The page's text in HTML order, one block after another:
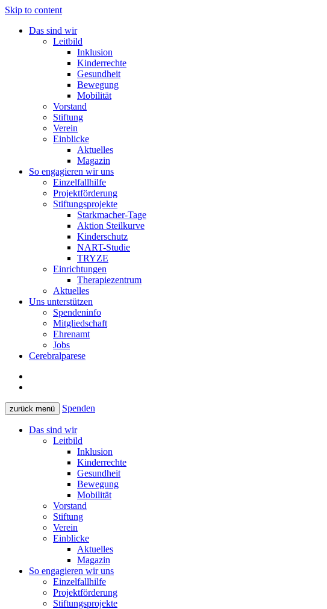
Skip to content
Das sind wir
Leitbild
Inklusion
Kinderrechte
Gesundheit
Bewegung
Mobilität
Vorstand
Stiftung
Verein
Einblicke
Aktuelles
Magazin
So engagieren wir uns
Einzelfallhilfe
Projektförderung
Stiftungsprojekte
Starkmacher-Tage
Aktion Steilkurve
Kinderschutz
NART-Studie
TRYZE
Einrichtungen
Therapiezentrum
Aktuelles
Uns unterstützen
Spendeninfo
Mitgliedschaft
Ehrenamt
Jobs
Cerebralparese
zurück menü Spenden
Das sind wir
Leitbild
Inklusion
Kinderrechte
Gesundheit
Bewegung
Mobilität
Vorstand
Stiftung
Verein
Einblicke
Aktuelles
Magazin
So engagieren wir uns
Einzelfallhilfe
Projektförderung
Stiftungsprojekte